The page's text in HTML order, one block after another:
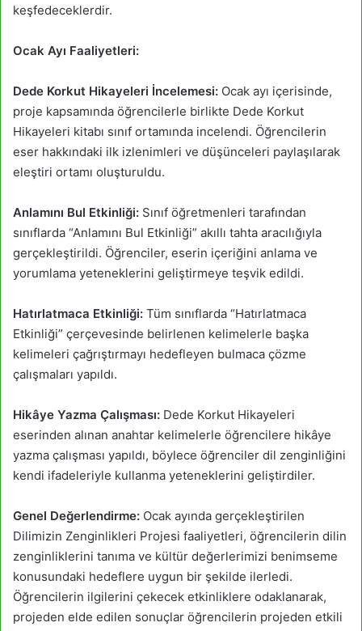
keşfedeceklerdir.
Ocak Ayı Faaliyetleri:
Dede Korkut Hikayeleri İncelemesi: Ocak ayı içerisinde,
proje kapsamında öğrencilerle birlikte Dede Korkut
Hikayeleri kitabı sınıf ortamında incelendi. Öğrencilerin
eser hakkındaki ilk izlenimleri ve düşünceleri paylaşılarak
eleştiri ortamı oluşturuldu.
Anlamını Bul Etkinliği: Sınıf öğretmenleri tarafından
sınıflarda “Anlamını Bul Etkinliği” akıllı tahta aracılığıyla
gerçekleştirildi. Öğrenciler, eserin içeriğini anlama ve
yorumlama yeteneklerini geliştirmeye teşvik edildi.
Hatırlatmaca Etkinliği: Tüm sınıflarda “Hatırlatmaca
Etkinliği” çerçevesinde belirlenen kelimelerle başka
kelimeleri çağrıştırmayı hedefleyen bulmaca çözme
çalışmaları yapıldı.
Hikâye Yazma Çalışması: Dede Korkut Hikayeleri
eserinden alınan anahtar kelimelerle öğrencilere hikâye
yazma çalışması yapıldı, böylece öğrenciler dil zenginliğini
kendi ifadeleriyle kullanma yeteneklerini geliştirdiler.
Genel Değerlendirme: Ocak ayında gerçekleştirilen
Dilimizin Zenginlikleri Projesi faaliyetleri, öğrencilerin dilin
zenginliklerini tanıma ve kültür değerlerimizi benimseme
konusundaki hedeflere uygun bir şekilde ilerledi.
Öğrencilerin ilgilerini çekecek etkinliklere odaklanarak,
projeden elde edilen sonuçlar öğrencilerin projeden etkili